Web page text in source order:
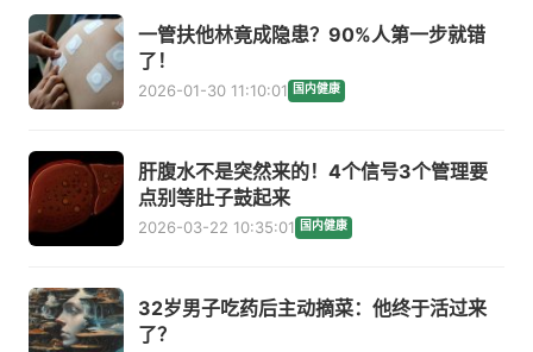
一管扶他林竟成隐患？90%人第一步就错
了！
2026-01-30 11:10:01 国内健康
肝腹水不是突然来的！4个信号3个管理要
点别等肚子鼓起来
2026-03-22 10:35:01 国内健康
32岁男子吃药后主动摘菜：他终于活过来
了？